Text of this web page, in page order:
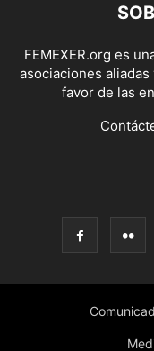
FEMEXER.org es
asociaciones
favor de las